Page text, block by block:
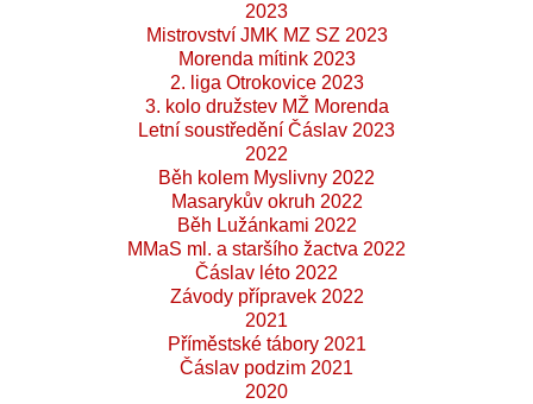
2023
Mistrovství JMK MZ SZ 2023
Morenda mítink 2023
2. liga Otrokovice 2023
3. kolo družstev MŽ Morenda
Letní soustředění Čáslav 2023
2022
Běh kolem Myslivny 2022
Masarykův okruh 2022
Běh Lužánkami 2022
MMaS ml. a staršího žactva 2022
Čáslav léto 2022
Závody přípravek 2022
2021
Příměstské tábory 2021
Čáslav podzim 2021
2020